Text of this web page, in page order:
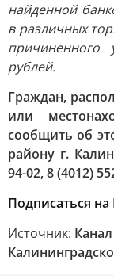
найденной
в различных
рублей.
Граждан,
или
сообщить об
району г.
94-02, 8 (4012)
Подписаться
Источник: